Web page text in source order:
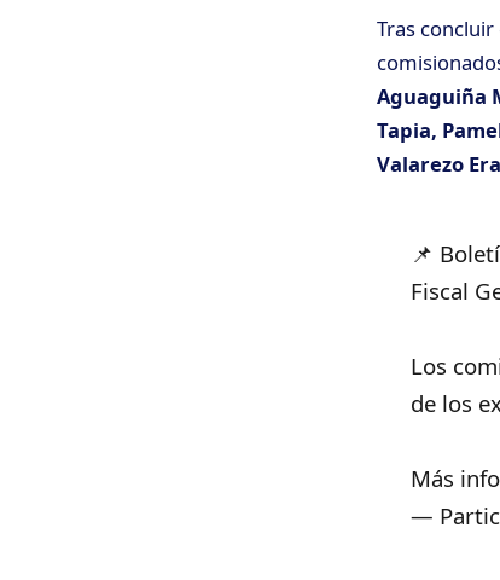
Tras
Aguaguiña
Tapia,
Valarezo
📌
Fiscal
Los
de los
Más
—